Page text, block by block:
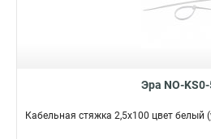
Эра NO-
Кабельная стяжка 2,5х100 цвет белый